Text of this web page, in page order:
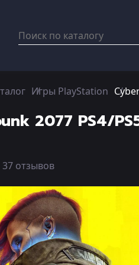
Игры PlayStation
2077 PS4/
37 отзывов